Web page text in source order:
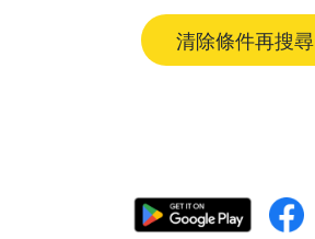
清除條件再搜尋